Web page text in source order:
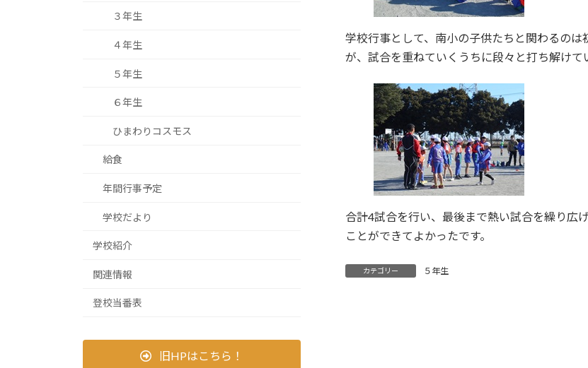
学校行事として、南小の子供たちと関わるの
が、試合を重ねていくうちに段々と打ち解けて
合計4試合を行い、最後まで熱い試合を繰り広
ことができてよかったです。
カテゴリー ５年生
３年生
４年生
５年生
６年生
ひまわりコスモス
給食
年間行事予定
学校だより
学校紹介
関連情報
登校当番表
旧HPはこちら！